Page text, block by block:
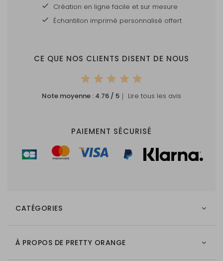
visible et perceptible au
toucher
un code de suivi
La structure et la couleur du
car le fond n'est pas blanc.
colorées ne sont pas
Création en ligne facile et sur mesure
Échantillon imprimé personnalisé offert
CE QUE NOS CLIENTS DISENT DE NOUS
Note moyenne : 4.76 / 5 ｜ Lire tous les avis
PAIEMENT SÉCURISÉ
CATÉGORIES
À PROPOS DE PRETTY ORANGE